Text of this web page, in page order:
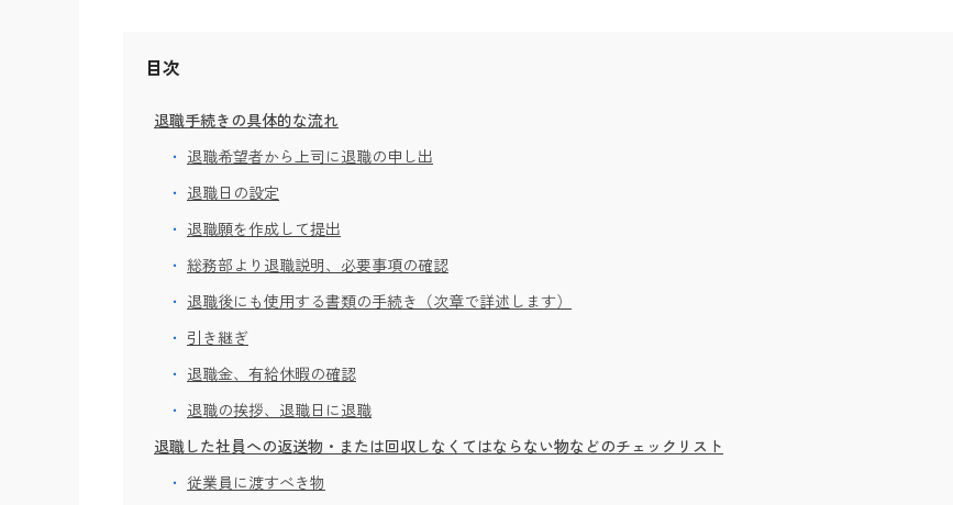
目次
退職手続きの具体的な流れ
退職希望者から上司に退職の申し出
退職日の設定
退職願を作成して提出
総務部より退職説明、必要事項の確認
退職後にも使用する書類の手続き（次章で詳述します）
引き継ぎ
退職金、有給休暇の確認
退職の挨拶、退職日に退職
退職した社員への返送物・または回収しなくてはならない物などのチェックリスト
従業員に渡すべき物